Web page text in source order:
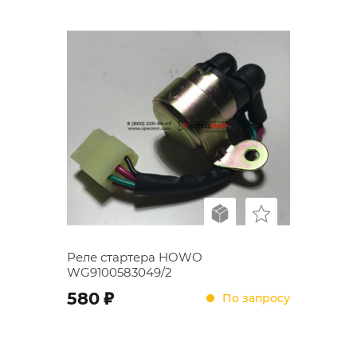
Реле стартера HOWO
WG9100583049/2
580 ; По запросу